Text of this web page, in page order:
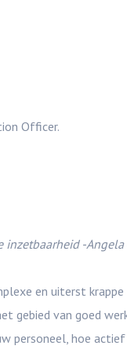
Officer.
inzetbaarheid -
en uiterst
gebied van goed
personeel, hoe